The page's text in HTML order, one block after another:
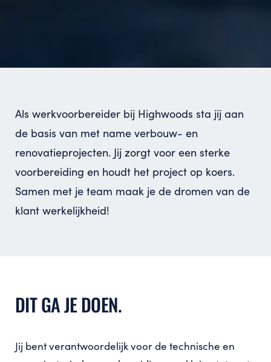
Als werkvoorbereider bij Highwoods sta jij aan
de basis van met name verbouw- en
renovatieprojecten. Jij zorgt voor een sterke
voorbereiding en houdt het project op koers.
Samen met je team maak je de dromen van de
klant werkelijkheid!
DIT GA JE DOEN.
Jij bent verantwoordelijk voor de technische en